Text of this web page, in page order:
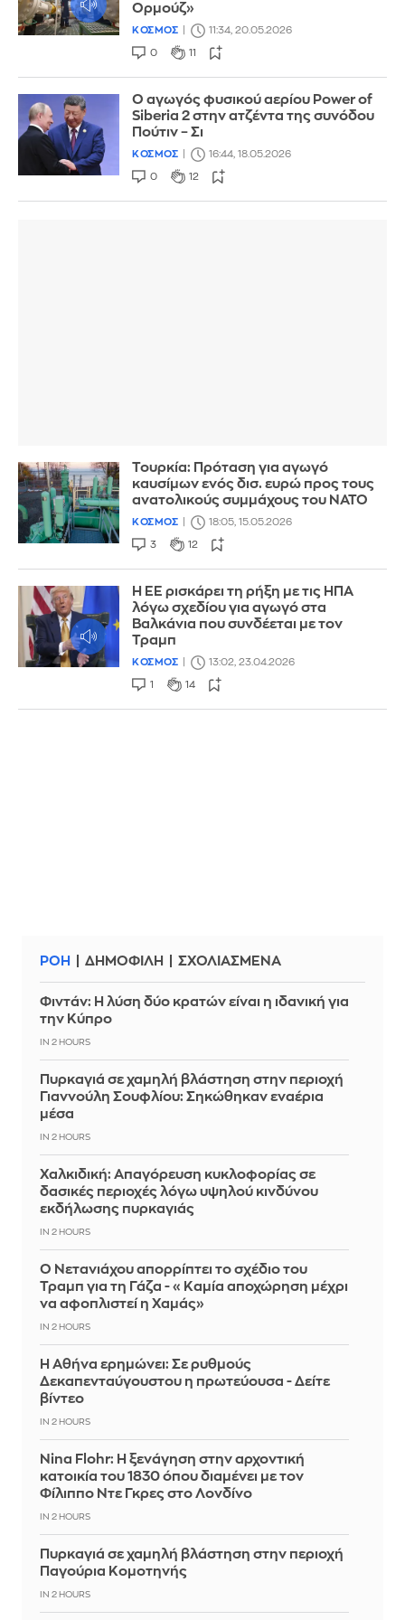
Ορμούζ»
ΚΟΣΜΟΣ 11:34, 20.05.2026
0 11
Ο αγωγός φυσικού αερίου Power of
Siberia 2 στην ατζέντα της συνόδου
Πούτιν – Σι
ΚΟΣΜΟΣ 16:44, 18.05.2026
0 12
Τουρκία: Πρόταση για αγωγό
καυσίμων ενός δισ. ευρώ προς τους
ανατολικούς συμμάχους του ΝΑΤΟ
ΚΟΣΜΟΣ 18:05, 15.05.2026
3 12
Η ΕΕ ρισκάρει τη ρήξη με τις ΗΠΑ
λόγω σχεδίου για αγωγό στα
Βαλκάνια που συνδέεται με τον
Τραμπ
ΚΟΣΜΟΣ 13:02, 23.04.2026
1 14
ΡΟΗ ΔΗΜΟΦΙΛΗ ΣΧΟΛΙΑΣΜΕΝΑ
Φιντάν: Η λύση δύο κρατών είναι η ιδανική για
την Κύπρο
IN 2 HOURS
Πυρκαγιά σε χαμηλή βλάστηση στην περιοχή
Γιαννούλη Σουφλίου: Σηκώθηκαν εναέρια
μέσα
IN 2 HOURS
Χαλκιδική: Απαγόρευση κυκλοφορίας σε
δασικές περιοχές λόγω υψηλού κινδύνου
εκδήλωσης πυρκαγιάς
IN 2 HOURS
Ο Νετανιάχου απορρίπτει το σχέδιο του
Τραμπ για τη Γάζα - «Καμία αποχώρηση μέχρι
να αφοπλιστεί η Χαμάς»
IN 2 HOURS
Η Αθήνα ερημώνει: Σε ρυθμούς
Δεκαπενταύγουστου η πρωτεύουσα - Δείτε
βίντεο
IN 2 HOURS
Nina Flohr: Η ξενάγηση στην αρχοντική
κατοικία του 1830 όπου διαμένει με τον
Φίλιππο Ντε Γκρες στο Λονδίνο
IN 2 HOURS
Πυρκαγιά σε χαμηλή βλάστηση στην περιοχή
Παγούρια Κομοτηνής
IN 2 HOURS